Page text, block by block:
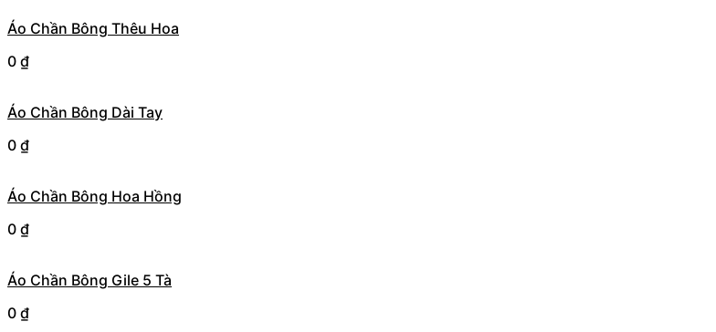
Áo Chần Bông Thêu Hoa
0 ₫
Áo Chần Bông Dài Tay
0 ₫
Áo Chần Bông Hoa Hồng
0 ₫
Áo Chần Bông Gile 5 Tà
0 ₫